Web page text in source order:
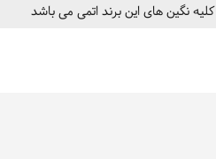
کلیه نگین های این برند اتمی می باشد